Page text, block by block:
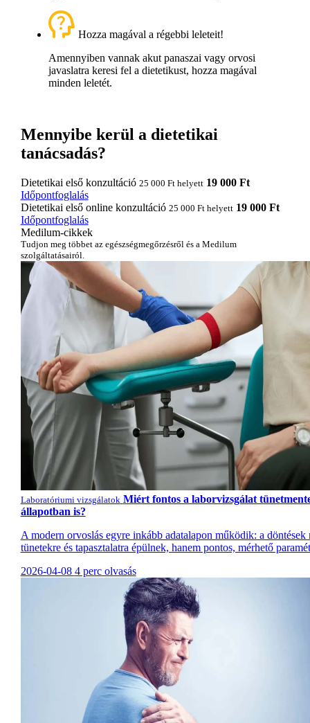
Hozza magával a régebbi leleteit!
Amennyiben vannak akut panaszai vagy orvosi
javaslatra keresi fel a dietetikust, hozza magával
minden leletét.
Mennyibe kerül a dietetikai
tanácsadás?
Dietetikai első konzultáció 25 000 Ft helyett 19 000 Ft
Időpontfoglalás
Dietetikai első online konzultáció 25 000 Ft helyett 19 000 Ft
Időpontfoglalás
Medilum-cikkek
Tudjon meg többet az egészségmegőrzésről és a Medilum
szolgáltatásairól.
Laboratóriumi vizsgálatok Miért fontos a laborvizsgálat
állapotban is?
A modern orvoslás egyre inkább adatalapon működik: a döntések
tünetekre és tapasztalatra épülnek, hanem pontos, mérhető
2026-04-08 4 perc olvasás